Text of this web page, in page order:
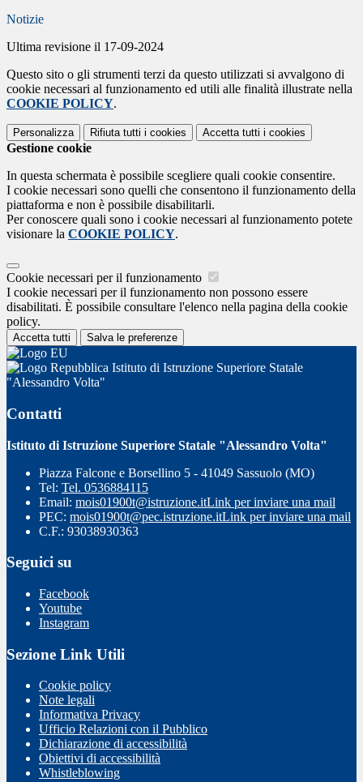
Notizie
Ultima revisione il 17-09-2024
Questo sito o gli strumenti terzi da questo utilizzati si avvalgono di
cookie necessari al funzionamento ed utili alle finalità illustrate nella
COOKIE POLICY.
Personalizza Rifiuta tutti i cookies Accetta tutti i cookies
Gestione cookie
In questa schermata è possibile scegliere quali cookie consentire.
I cookie necessari sono quelli che consentono il funzionamento della
piattaforma e non è possibile disabilitarli.
Per conoscere quali sono i cookie necessari al funzionamento potete
visionare la COOKIE POLICY.
Cookie necessari per il funzionamento
I cookie necessari per il funzionamento non possono essere
disabilitati. È possibile consultare l'elenco nella pagina della cookie
policy.
Accetta tutti Salva le preferenze
Istituto di Istruzione Superiore Statale
"Alessandro Volta"
Contatti
Istituto di Istruzione Superiore Statale "Alessandro Volta"
Piazza Falcone e Borsellino 5 - 41049 Sassuolo (MO)
Tel: Tel. 0536884115
Email: mois01900t@istruzione.itLink per inviare una mail
PEC: mois01900t@pec.istruzione.itLink per inviare una mail
C.F.: 93038930363
Seguici su
Facebook
Youtube
Instagram
Sezione Link Utili
Cookie policy
Note legali
Informativa Privacy
Ufficio Relazioni con il Pubblico
Dichiarazione di accessibilità
Obiettivi di accessibilità
Whistleblowing